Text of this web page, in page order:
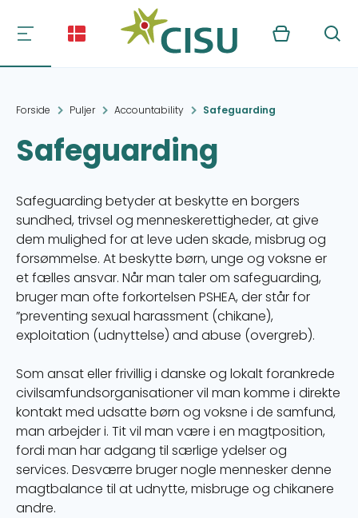
Kurv Søg
Forside Puljer Accountability Safeguarding
Safeguarding
Safeguarding betyder at beskytte en borgers
sundhed, trivsel og menneskerettigheder, at give
dem mulighed for at leve uden skade, misbrug og
forsømmelse. At beskytte børn, unge og voksne er
et fælles ansvar. Når man taler om safeguarding,
bruger man ofte forkortelsen PSHEA, der står for
”preventing sexual harassment (chikane),
exploitation (udnyttelse) and abuse (overgreb).
Som ansat eller frivillig i danske og lokalt forankrede
civilsamfundsorganisationer vil man komme i direkte
kontakt med udsatte børn og voksne i de samfund,
man arbejder i. Tit vil man være i en magtposition,
fordi man har adgang til særlige ydelser og
services. Desværre bruger nogle mennesker denne
magtbalance til at udnytte, misbruge og chikanere
andre.